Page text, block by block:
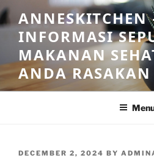
Skip
to
content
ANNESKITCHEN
INFORMASI
MAKANAN
ANDA RASAKAN
POSTED
DECEMBER 2, 2024 BY